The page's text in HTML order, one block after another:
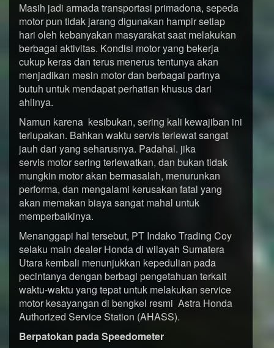
Masih jadi armada transportasi primadona, sepeda
motor pun tidak jarang digunakan hampir setiap
hari oleh kebanyakan masyarakat saat melakukan
berbagai aktivitas. Kondisi motor yang bekerja
cukup keras dan terus menerus tentunya akan
menjadikan mesin motor dan berbagai partnya
butuh untuk mendapat perhatian khusus dari
ahlinya.
Namun karena kesibukan, sering kali kewajiban ini
terlupakan. Bahkan waktu servis terlewat sangat
jauh dari yang seharusnya. Padahal. jika
servis motor sering terlewatkan, dan bukan tidak
mungkin motor akan bermasalah, menurunkan
performa, dan mengalami kerusakan fatal yang
akan memakan biaya sangat mahal untuk
memperbaikinya.
Menanggapi hal tersebut, PT Indako Trading Coy
selaku main dealer Honda di wilayah Sumatera
Utara kembali menunjukkan kepedulian pada
pecintanya dengan berbagi pengetahuan terkait
waktu-waktu yang tepat untuk melakukan service
motor kesayangan di bengkel resmi Astra Honda
Authorized Service Station (AHASS).
Berpatokan pada Speedometer